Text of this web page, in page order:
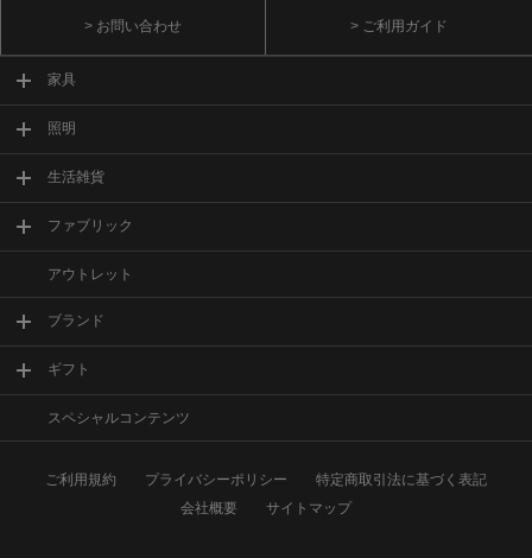
> お問い合わせ > ご利用ガイド
家具
照明
生活雑貨
ファブリック
アウトレット
ブランド
ギフト
スペシャルコンテンツ
ご利用規約 プライバシーポリシー
特定商取引法に基づく表記
会社概要
サイトマップ